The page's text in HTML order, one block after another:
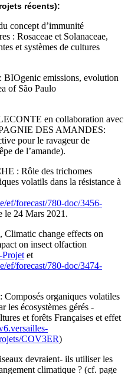
récents):
concept d’immunité
: Rosaceae et Solanaceae,
et systèmes de cultures
emissions, evolution
of São Paulo
en collaboration avec
DES AMANDES:
pour le ravageur de
de l’amande).
: Rôle des trichomes
volatils dans la résistance à
ef/forecast/780-doc/3456-
le 24 Mars 2021.
change effects on
on insect olfaction
et
ef/forecast/780-doc/3474-
organiques volatiles
les écosystèmes gérés -
et forêts Françaises et effet
COV3ER)
devraient- ils utiliser les
climatique ? (cf. page